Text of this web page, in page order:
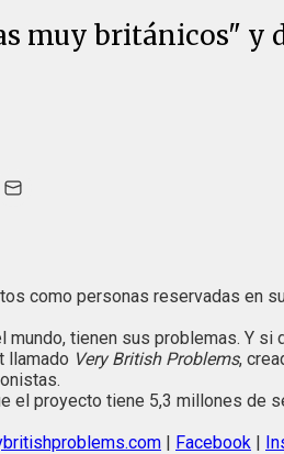
muy británicos" y
como personas reservadas en
mundo, tienen sus problemas. Y
llamado Very British Problems,
el proyecto tiene 5,3 millones de
| Facebook |